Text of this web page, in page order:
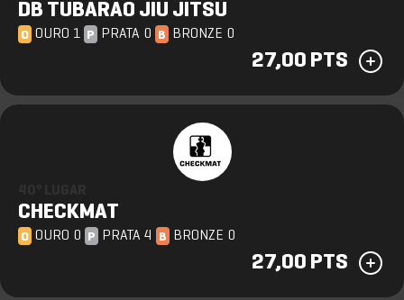
DB TUBARAO JIU JITSU
O OURO 1 P PRATA 0 B BRONZE 0
27,00 PTS
CHECKMAT
O OURO 0 P PRATA 4 B BRONZE 0
27,00 PTS